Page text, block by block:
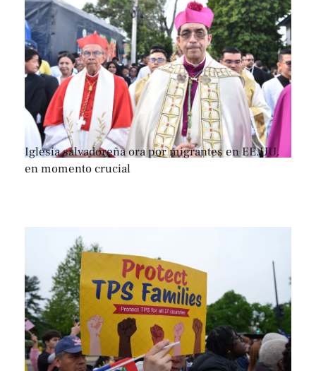
Iglesia salvadoreña ora por migrantes en EE.UU.
en momento crucial